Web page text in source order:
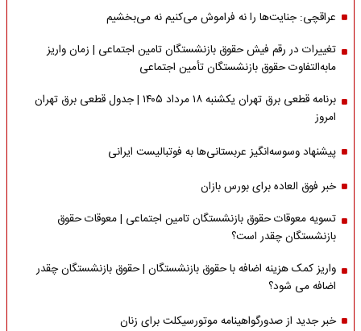
عراقچی: جنایت‌ها را نه فراموش می‌کنیم نه می‌بخشیم
تغییرات در رقم فیش حقوق بازنشستگان تامین اجتماعی | زمان واریز
مابه‌التفاوت حقوق بازنشستگان تأمین اجتماعی
برنامه قطعی برق تهران یکشنبه ۱۸ مرداد ۱۴۰۵ | جدول قطعی برق تهران
امروز
پیشنهاد وسوسه‌انگیز عربستانی‌ها به فوتبالیست ایرانی
خبر فوق العاده برای بورس بازان
تسویه معوقات حقوق بازنشستگان تامین اجتماعی | معوقات حقوق
بازنشستگان چقدر است؟
واریز کمک هزینه اضافه با حقوق بازنشستگان | حقوق بازنشستگان چقدر
اضافه می شود؟
خبر جدید از صدورگواهینامه موتورسیکلت برای زنان